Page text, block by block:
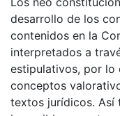
desarrollo de los
contenidos en la
interpretados a
estipulativos, por lo
conceptos
textos jurídicos. Así